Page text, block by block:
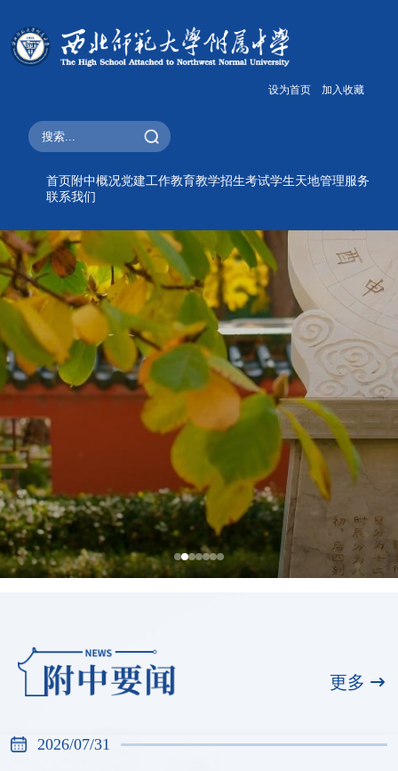
设为首页 加入收藏
首页 附中概况党建工作教育教学招生考试学生天地管理服务
联系我们
更多
全国展演一等奖，天河合唱团再创佳绩
2026/07/31
2026/07/31